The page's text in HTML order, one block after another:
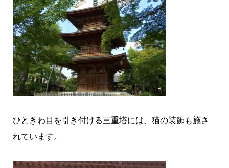
ひときわ目を引き付ける三重塔には、猫の装飾も施さ
れています。